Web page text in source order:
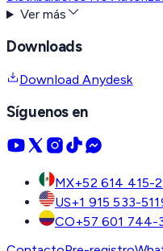
Ver más
Downloads
Download Anydesk
Síguenos en
MX+52 614 415-
US+1 915 533-
CO+57 601 744-